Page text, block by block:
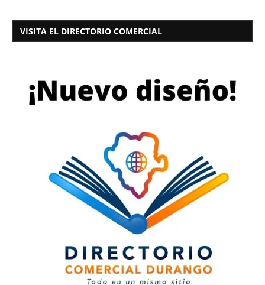
VISITA EL DIRECTORIO COMERCIAL